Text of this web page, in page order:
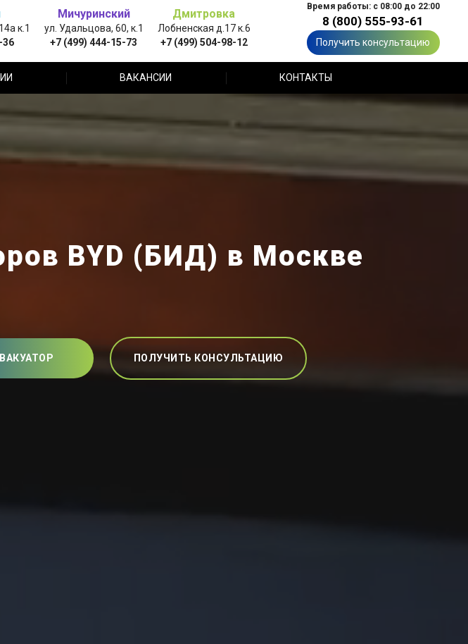
к.1
36
Мичуринский
ул. Удальцова, 60, к.1
+7 (499) 444-15-73
Дмитровка
Лобненская д.17 к.6
+7 (499) 504-98-12
Время работы: с 08:00 до 22:00
8 (800) 555-93-61
Получить консультацию
ВАКАНСИИ КОНТАКТЫ
BYD (БИД) в Москве
ПОЛУЧИТЬ КОНСУЛЬТАЦИЮ